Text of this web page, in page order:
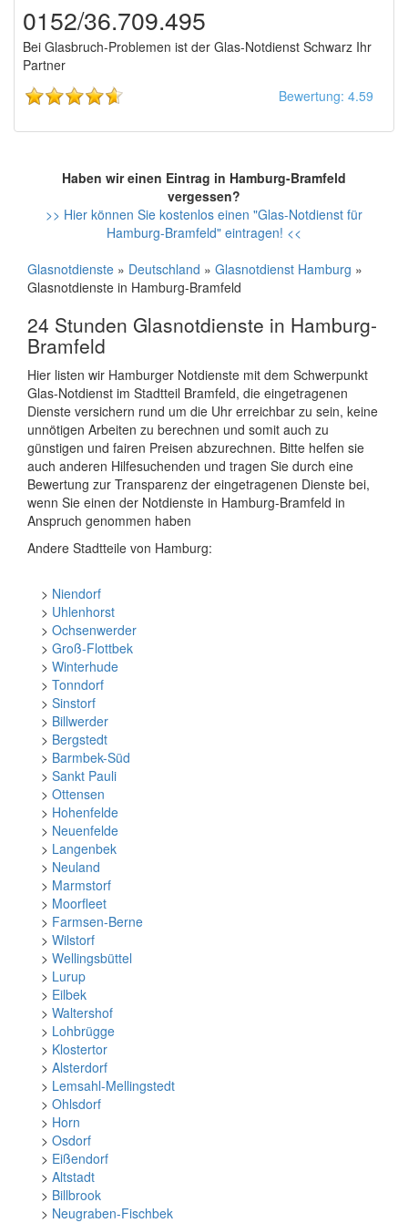
0152/36.709.495
Bei Glasbruch-Problemen ist der Glas-Notdienst Schwarz Ihr
Partner
Bewertung: 4.59
Haben wir einen Eintrag in Hamburg-Bramfeld
vergessen?
>> Hier können Sie kostenlos einen "Glas-Notdienst für
Hamburg-Bramfeld" eintragen! <<
Glasnotdienste » Deutschland » Glasnotdienst Hamburg »
Glasnotdienste in Hamburg-Bramfeld
24 Stunden Glasnotdienste in Hamburg-
Bramfeld
Hier listen wir Hamburger Notdienste mit dem Schwerpunkt
Glas-Notdienst im Stadtteil Bramfeld, die eingetragenen
Dienste versichern rund um die Uhr erreichbar zu sein, keine
unnötigen Arbeiten zu berechnen und somit auch zu
günstigen und fairen Preisen abzurechnen. Bitte helfen sie
auch anderen Hilfesuchenden und tragen Sie durch eine
Bewertung zur Transparenz der eingetragenen Dienste bei,
wenn Sie einen der Notdienste in Hamburg-Bramfeld in
Anspruch genommen haben
Andere Stadtteile von Hamburg:
> Niendorf
> Uhlenhorst
> Ochsenwerder
> Groß-Flottbek
> Winterhude
> Tonndorf
> Sinstorf
> Billwerder
> Bergstedt
> Barmbek-Süd
> Sankt Pauli
> Ottensen
> Hohenfelde
> Neuenfelde
> Langenbek
> Neuland
> Marmstorf
> Moorfleet
> Farmsen-Berne
> Wilstorf
> Wellingsbüttel
> Lurup
> Eilbek
> Waltershof
> Lohbrügge
> Klostertor
> Alsterdorf
> Lemsahl-Mellingstedt
> Ohlsdorf
> Horn
> Osdorf
> Eißendorf
> Altstadt
> Billbrook
> Neugraben-Fischbek